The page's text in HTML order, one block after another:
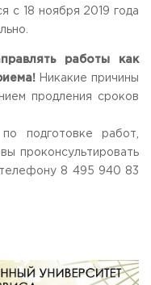
с 18 ноября 2019 года
работы как
Никакие причины
продления сроков
подготовке работ,
проконсультировать
телефону 8 495 940 83